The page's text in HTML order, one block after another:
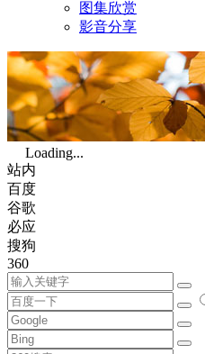
图集欣赏
影音分享
Loading...
站内
百度
谷歌
必应
搜狗
360